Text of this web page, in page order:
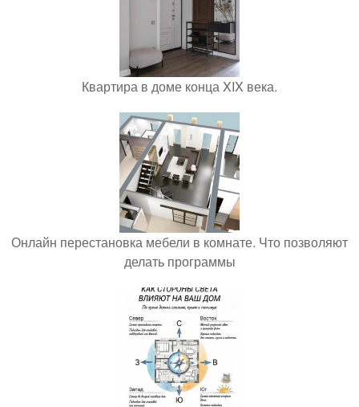
Квартира в доме конца XIX века.
Онлайн перестановка мебели в комнате. Что позволяют
делать программы